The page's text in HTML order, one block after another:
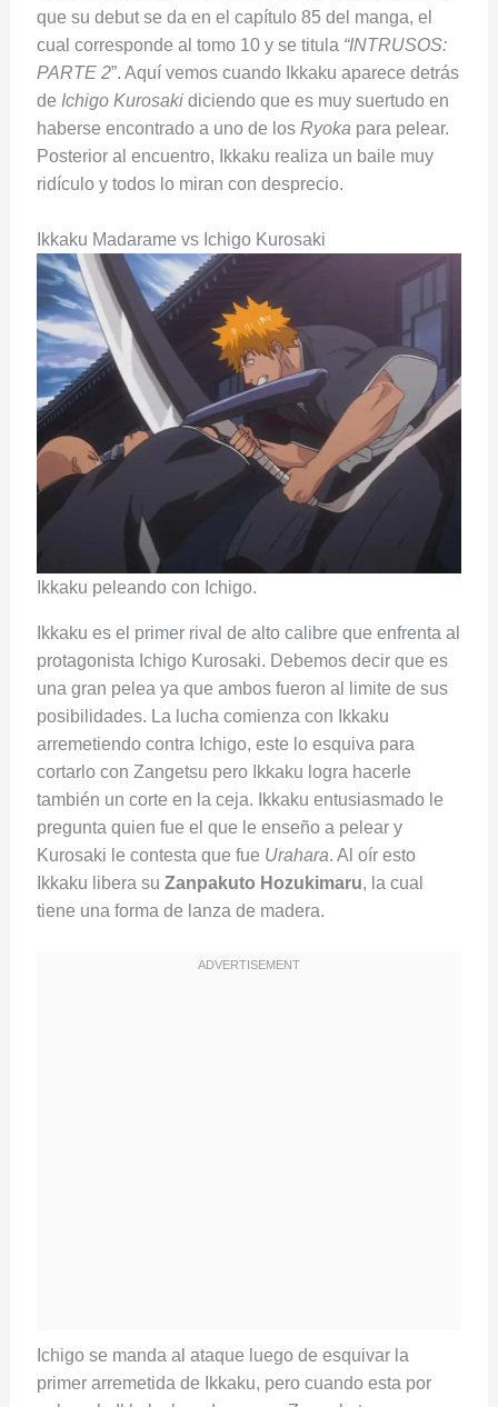
que su debut se da en el capítulo 85 del manga, el
cual corresponde al tomo 10 y se titula “INTRUSOS:
PARTE 2”. Aquí vemos cuando Ikkaku aparece detrás
de Ichigo Kurosakidiciendo que es muy suertudo en
haberse encontrado a uno de losRyoka para pelear.
Posterior al encuentro, Ikkaku realiza un baile muy
ridículo y todos lo miran con desprecio.
Ikkaku Madarame vs Ichigo Kurosaki
Ikkaku peleando con Ichigo.
Ikkaku es el primer rival de alto calibre que enfrenta al
protagonista Ichigo Kurosaki. Debemos decir que es
una gran pelea ya que ambos fueron al limite de sus
posibilidades. La lucha comienza con Ikkaku
arremetiendo contra Ichigo, este lo esquiva para
cortarlo con Zangetsu pero Ikkaku logra hacerle
también un corte en la ceja. Ikkaku entusiasmado le
pregunta quien fue el que le enseño a pelear y
Kurosaki le contesta que fue Urahara. Al oír esto
Ikkaku libera su Zanpakuto Hozukimaru, la cual
tiene una forma de lanza de madera.
Ichigo se manda al ataque luego de esquivar la
primer arremetida de Ikkaku, pero cuando esta por